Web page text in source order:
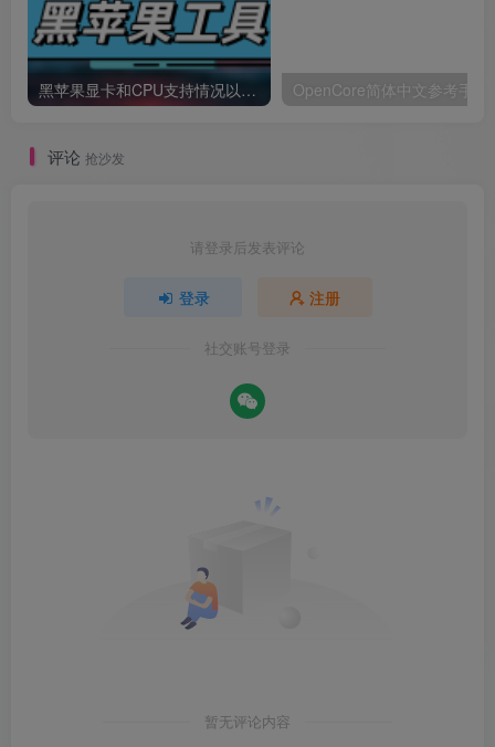
黑苹果显卡和CPU支持情况以及购买硬件防踩坑指南 OpenCore简体中文参考手册
评论 抢沙发
请登录后发表评论
登录 注册
社交账号登录
暂无评论内容